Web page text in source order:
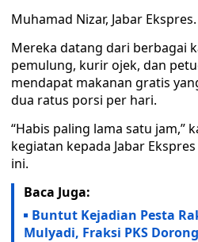
Muhamad Nizar, Jabar Ekspres.
Mereka datang dari berbagai
pemulung, kurir ojek, dan
mendapat makanan gratis
dua ratus porsi per hari.
“Habis paling lama satu jam,”
kegiatan kepada Jabar
ini.
Baca Juga:
Buntut Kejadian Pesta
Mulyadi, Fraksi PKS